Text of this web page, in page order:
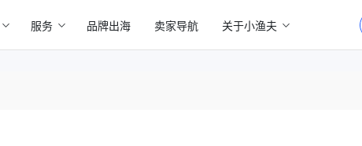
服务 品牌出海 卖家导航 关于小渔夫